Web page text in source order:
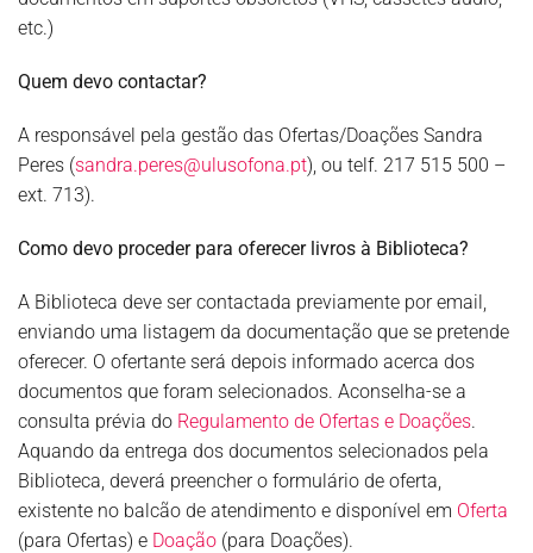
etc.)
Quem devo contactar?
A responsável pela gestão das Ofertas/Doações Sandra
Peres (sandra.peres@ulusofona.pt), ou telf. 217 515 500 –
ext. 713).
Como devo proceder para oferecer livros à Biblioteca?
A Biblioteca deve ser contactada previamente por email,
enviando uma listagem da documentação que se pretende
oferecer. O ofertante será depois informado acerca dos
documentos que foram selecionados. Aconselha-se a
consulta prévia do Regulamento de Ofertas e Doações.
Aquando da entrega dos documentos selecionados pela
Biblioteca, deverá preencher o formulário de oferta,
existente no balcão de atendimento e disponível em Oferta
(para Ofertas) e Doação (para Doações).